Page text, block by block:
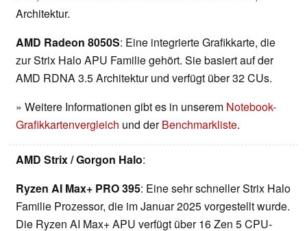
Architektur.
AMD Radeon 8050S: Eine integrierte Grafikkarte, die
zur Strix Halo APU Familie gehört. Sie basiert auf der
AMD RDNA 3.5 Architektur und verfügt über 32 CUs.
» Weitere Informationen gibt es in unserem Notebook-
Grafikkartenvergleich und derBenchmarkliste.
AMD Strix / Gorgon Halo:
Ryzen AI Max+ PRO 395: Eine sehr schneller Strix Halo
Familie Prozessor, die im Januar 2025 vorgestellt wurde.
Die Ryzen AI Max+ APU verfügt über 16 Zen 5 CPU-